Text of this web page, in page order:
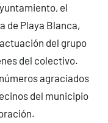
el
de Playa Blanca,
del grupo
del colectivo.
agraciados
del municipio